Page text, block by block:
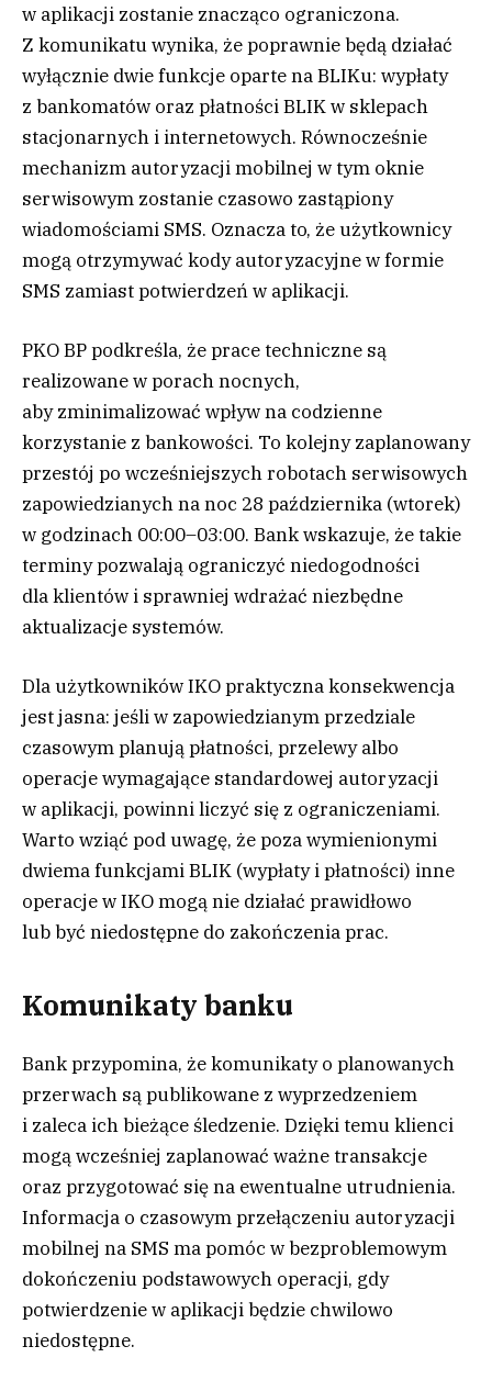
w aplikacji zostanie znacząco ograniczona.
Z komunikatu wynika, że poprawnie będą działać
wyłącznie dwie funkcje oparte na BLIKu: wypłaty
z bankomatów oraz płatności BLIK w sklepach
stacjonarnych i internetowych. Równocześnie
mechanizm autoryzacji mobilnej w tym oknie
serwisowym zostanie czasowo zastąpiony
wiadomościami SMS. Oznacza to, że użytkownicy
mogą otrzymywać kody autoryzacyjne w formie
SMS zamiast potwierdzeń w aplikacji.
PKO BP podkreśla, że prace techniczne są
realizowane w porach nocnych,
aby zminimalizować wpływ na codzienne
korzystanie z bankowości. To kolejny zaplanowany
przestój po wcześniejszych robotach serwisowych
zapowiedzianych na noc 28 października (wtorek)
w godzinach 00:00–03:00. Bank wskazuje, że takie
terminy pozwalają ograniczyć niedogodności
dla klientów i sprawniej wdrażać niezbędne
aktualizacje systemów.
Dla użytkowników IKO praktyczna konsekwencja
jest jasna: jeśli w zapowiedzianym przedziale
czasowym planują płatności, przelewy albo
operacje wymagające standardowej autoryzacji
w aplikacji, powinni liczyć się z ograniczeniami.
Warto wziąć pod uwagę, że poza wymienionymi
dwiema funkcjami BLIK (wypłaty i płatności) inne
operacje w IKO mogą nie działać prawidłowo
lub być niedostępne do zakończenia prac.
Komunikaty banku
Bank przypomina, że komunikaty o planowanych
przerwach są publikowane z wyprzedzeniem
i zaleca ich bieżące śledzenie. Dzięki temu klienci
mogą wcześniej zaplanować ważne transakcje
oraz przygotować się na ewentualne utrudnienia.
Informacja o czasowym przełączeniu autoryzacji
mobilnej na SMS ma pomóc w bezproblemowym
dokończeniu podstawowych operacji, gdy
potwierdzenie w aplikacji będzie chwilowo
niedostępne.